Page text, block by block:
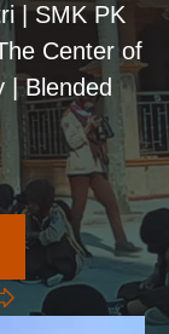
| SMK PK
Center of
| Blended